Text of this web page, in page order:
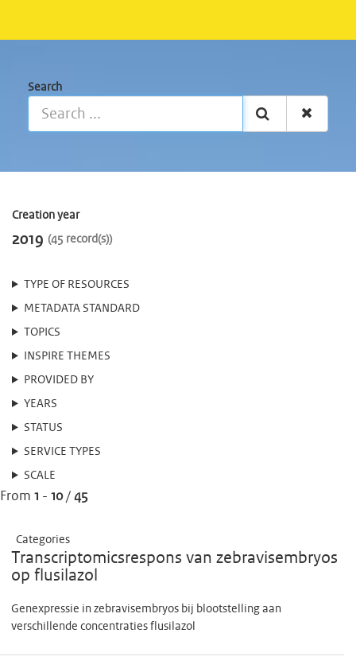
Search
Creation year
2019 45 record(s)
TYPE OF RESOURCES
METADATA STANDARD
TOPICS
INSPIRE THEMES
PROVIDED BY
YEARS
STATUS
SERVICE TYPES
SCALE
From 1 - 10/ 45
Categories
Transcriptomicsrespons van zebravisembryos
op flusilazol
Genexpressie in zebravisembryos bij blootstelling aan
verschillende concentraties flusilazol